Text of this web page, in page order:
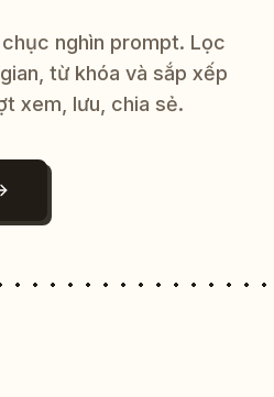
nghìn prompt. Lọc
từ khóa và sắp xếp
xem, lưu, chia sẻ.